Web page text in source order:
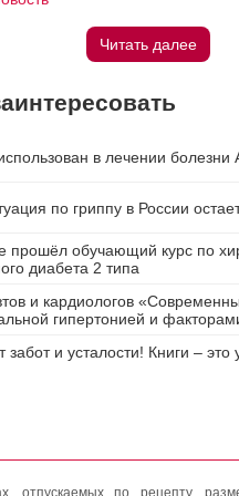
Читать далее
в лечении болезни
по гриппу в России
прошёл обучающий курс по
диабета 2 типа
и кардиологов
гипертонией и
забот и усталости! Книги –
отпускаемых по рецепту,